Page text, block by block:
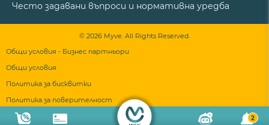
2
Често задавани въпроси и нормативна уредба
© 2026 Myve. All Rights Reserved.
Общи условия - Бизнес партньори
Общи условия
Политика за бисквитки
Политика за поверителност